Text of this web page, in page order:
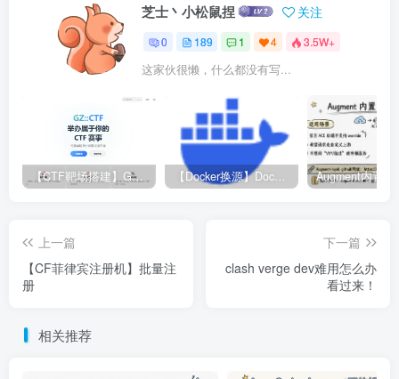
芝士丶小松鼠捏 关注
0 189 1 4 3.5W+
这家伙很懒，什么都没有写...
【CTF靶场搭建】GZ-CTF平台 【Docker换源】Docker更换镜像源教程
上一篇
【CF菲律宾注册机】批量注
册
下一篇
clash verge dev难用怎么办
看过来！
相关推荐